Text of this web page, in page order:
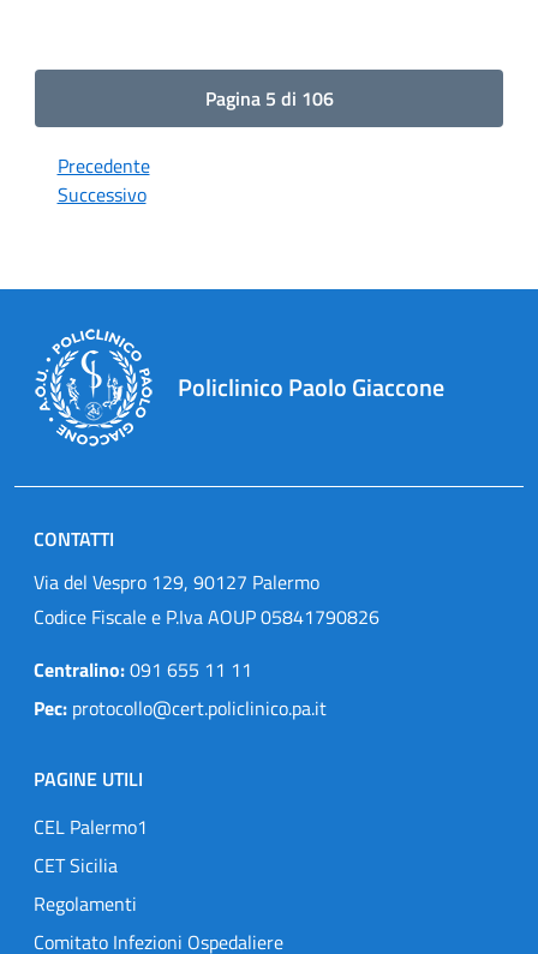
Pagina 5 di 106
Precedente
Successivo
Policlinico Paolo Giaccone
CONTATTI
Via del Vespro 129, 90127 Palermo
Codice Fiscale e P.Iva AOUP 05841790826
Centralino:091 655 11 11
Pec: protocollo@cert.policlinico.pa.it
PAGINE UTILI
CEL Palermo1
CET Sicilia
Regolamenti
Comitato Infezioni Ospedaliere